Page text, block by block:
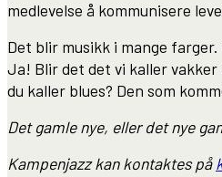
medlevelse å kommunisere
Det blir musikk i mange
Ja! Blir det det vi kaller
du kaller blues? Den som
Det gamle nye, eller det nye
Kampenjazz kan kontaktes på